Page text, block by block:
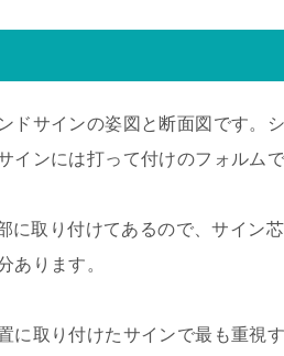
ドサインの姿図と断面図です。
インには打って付けのフォルムで
に取り付けてあるので、サイン
あります。
に取り付けたサインで最も重視